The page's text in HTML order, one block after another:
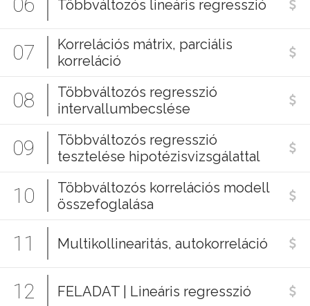
Többváltozós lineáris regresszió
07
Korrelációs mátrix, parciális
korreláció
08
Többváltozós regresszió
intervallumbecslése
09
Többváltozós regresszió
tesztelése hipotézisvizsgálattal
10
Többváltozós korrelációs modell
összefoglalása
11 Multikollinearitás, autokorreláció
12 FELADAT | Lineáris regresszió